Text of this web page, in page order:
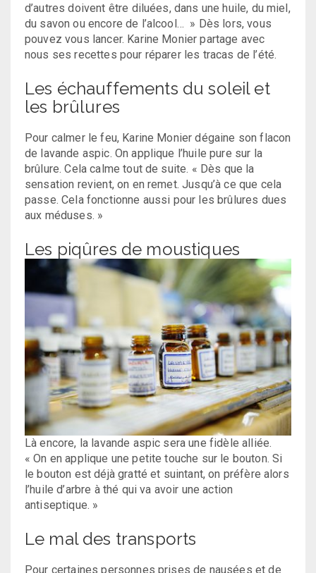
d’autres doivent être diluées, dans une huile, du miel,
du savon ou encore de l’alcool… » Dès lors, vous
pouvez vous lancer. Karine Monier partage avec
nous ses recettes pour réparer les tracas de l’été.
Les échauffements du soleil et
les brûlures
Pour calmer le feu, Karine Monier dégaine son flacon
de lavande aspic. On applique l’huile pure sur la
brûlure. Cela calme tout de suite. « Dès que la
sensation revient, on en remet. Jusqu’à ce que cela
passe. Cela fonctionne aussi pour les brûlures dues
aux méduses. »
Les piqûres de moustiques
Là encore, la lavande aspic sera une fidèle alliée.
« On en applique une petite touche sur le bouton. Si
le bouton est déjà gratté et suintant, on préfère alors
l’huile d’arbre à thé qui va avoir une action
antiseptique. »
Le mal des transports
Pour certaines personnes prises de nausées et de